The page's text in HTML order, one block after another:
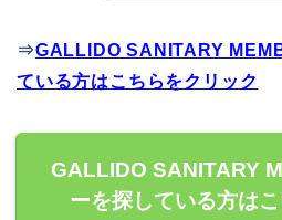
⇒GALLIDO SANITARY
ている方はこちらをクリック
GALLIDO SANITARY
ーを探している方は